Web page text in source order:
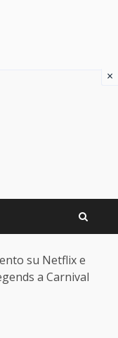
su Netflix e
a Carnival
×